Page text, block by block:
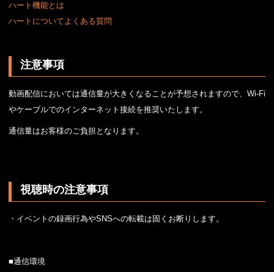
ハート機能とは
ハートについてよくある質問
注意事項
動画配信においては通信量が大きくなることが予想されますので、Wi-Fi
やケーブルでのインターネット接続を推奨いたします。
通信量はお客様のご負担となります。
視聴時の注意事項
・イベントの録画行為やSNSへの転載は固くお断りします。
■通信環境